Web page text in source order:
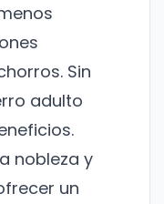
Sin
adulto
nobleza y
un